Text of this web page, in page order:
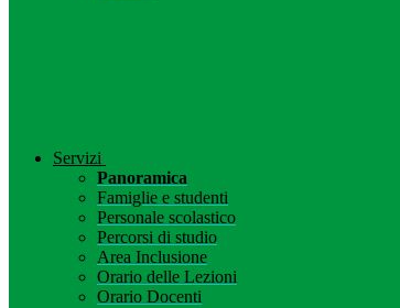
Servizi
Panoramica
Famiglie e studenti
Personale scolastico
Percorsi di studio
Area Inclusione
Orario delle Lezioni
Orario Docenti